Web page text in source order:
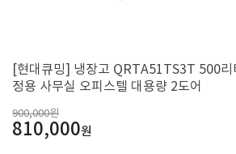
[현대큐밍] 냉장고 QRTA51TS3T 500
정용 사무실 오피스텔 대용량 2도어
900,000원
810,000원